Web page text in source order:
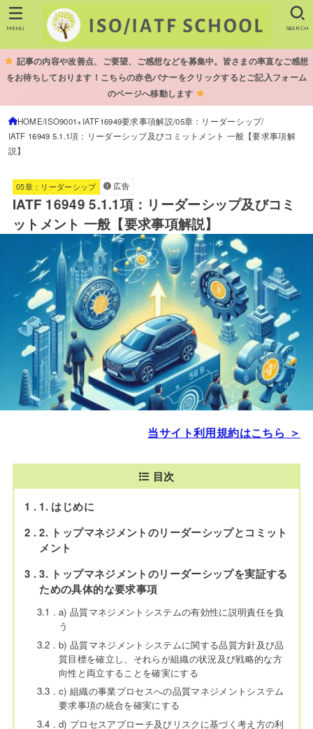
SEARCH
MENU
記事の内容や改善点、ご要望、ご感想などを募集中。皆さまの率直なご感想
をお待ちしております！こちらの赤色バナーをクリックするとご記入フォーム
のページへ移動します
HOME ISO9001+IATF16949要求事項解説 05章：リーダーシップ
IATF 16949 5.1.1項：リーダーシップ及びコミットメント 一般【要求事項解
説】
05章：リーダーシップ 広告
IATF 16949 5.1.1項：リーダーシップ及びコミ
ットメント 一般【要求事項解説】
当サイト利用規約はこちら ＞
目次
1
1. はじめに
2
2. トップマネジメントのリーダーシップとコミット
メント
3
3. トップマネジメントのリーダーシップを実証する
ための具体的な要求事項
3.1
a) 品質マネジメントシステムの有効性に説明責任を負
う
3.2
b) 品質マネジメントシステムに関する品質方針及び品
質目標を確立し、それらが組織の状況及び戦略的な方
向性と両立することを確実にする
3.3
c) 組織の事業プロセスへの品質マネジメントシステム
要求事項の統合を確実にする
3.4
d) プロセスアプローチ及びリスクに基づく考え方の利